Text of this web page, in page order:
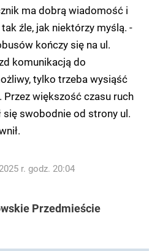
ma dobrą wiadomość i
źle, jak niektórzy myślą. -
kończy się na ul.
komunikacją do
tylko trzeba wysiąść
Przez większość czasu ruch
się swobodnie od strony ul.
r. godz. 20:04
Przedmieście